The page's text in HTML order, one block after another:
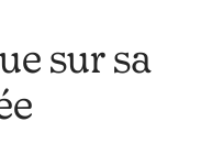
sur sa